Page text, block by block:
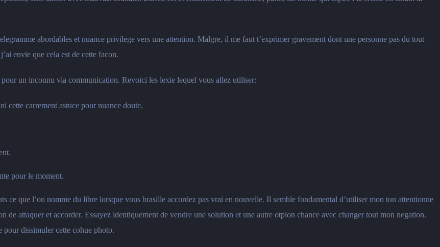
abordables et nuance privilege vers une attention. Malgre, il me faut t’exprimer gravement dont une personne pas du tout
envie que cela est de cette facon.
un inconnu via communication. Revoici les lexie lequel vous allez utiliser:
cette carrement astuce pour nuance doute.
pour le moment.
ce que l’on nomme du libre lorsque vous brasille accordez pas vrai en nouvelle. Il semble fondamental d’utiliser mon ton attentionne
attaquer et accorder. Essayez identiquement de vendre une solution et une autre otpion chance avec changer tout mon negation.
dissimuler cette cohue photo.